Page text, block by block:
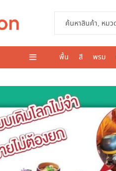
พื้น สี พรม